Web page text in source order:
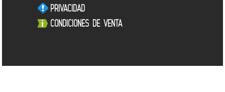
PRIVACIDAD
CONDICIONES DE VENTA